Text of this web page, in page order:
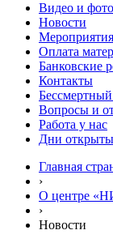
Видео и фото
Новости
Мероприятия
Оплата
Банковские
Контакты
Вопросы и
Работа у нас
Дни
Главная
›
О центре
›
Новости